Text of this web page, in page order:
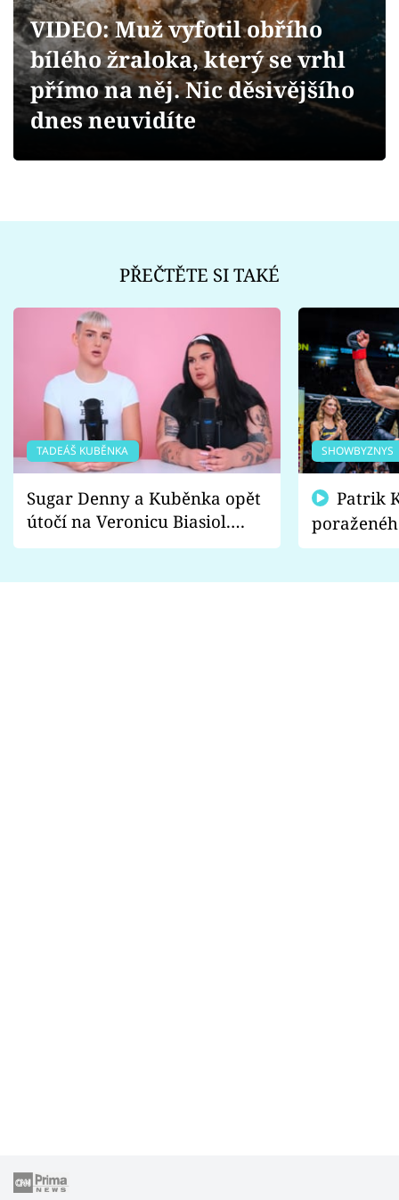
Videa
Sledujte prima+
VIDEO: Muž vyfotil obřího
bílého žraloka, který se vrhl
přímo na něj. Nic děsivějšího
dnes neuvidíte
PŘEČTĚTE SI TAKÉ
TADEÁŠ KUBĚNKA
Sugar Denny a Kuběnka opět
útočí na Veronicu Biasiol.
Proč je podle nich falešná a
SHOWBYZNYS
fanoušci